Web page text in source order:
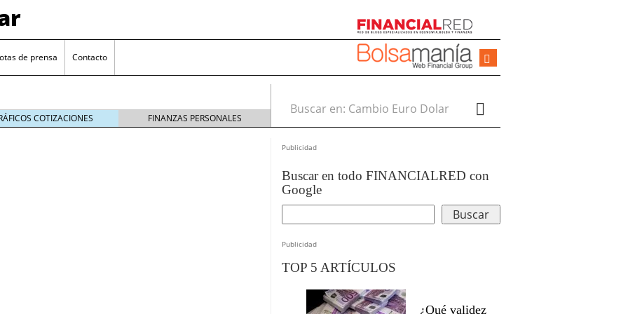
de prensa Contacto
COTIZACIONES FINANZAS PERSONALES
Buscar en:
Publicidad
Buscar en todo FINANCIALRED con
Google
Publicidad
TOP 5 ARTÍCULOS
¿Qué validez